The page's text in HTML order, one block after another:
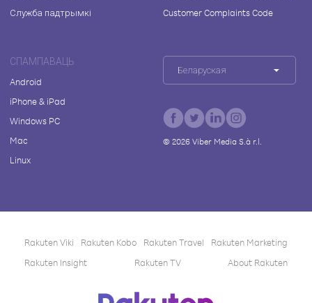
Служба падтрымкі
Customer Complaints Code
СПАМПАВАЦЬ
Android
iPhone & iPad
Windows PC
Mac
Linux
Беларуская
© 2026Viber Media S.à r.l.
Rakuten Viki Rakuten Kobo Rakuten Travel
Rakuten Marketing
Rakuten Insight
Rakuten TV About Rakuten